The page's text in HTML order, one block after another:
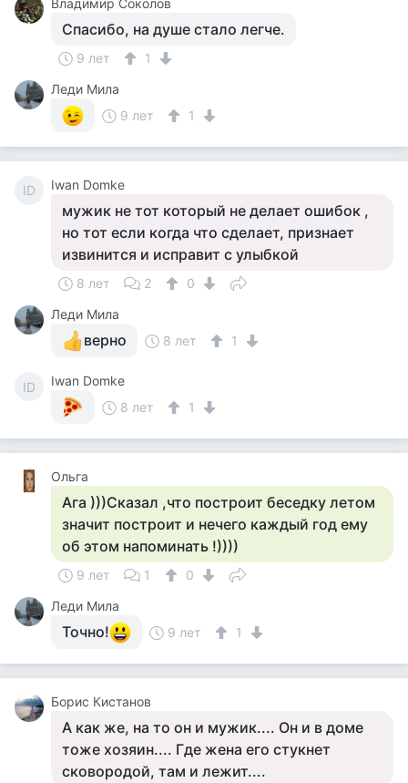
Владимир Соколов
Спасибо, на душе стало легче.
9 лет
1
Леди Мила
9 лет
1
ID Iwan Domke
мужик не тот который не делает ошибок ,
но тот если когда что сделает, признает
извинится и исправит с улыбкой
8 лет 2
0
Леди Мила
верно 8 лет 1
ID
Iwan Domke
8 лет
1
Ольга
Ага )))Сказал ,что построит беседку летом
значит построит и нечего каждый год ему
об этом напоминать !))))
9 лет 1
0
Леди Мила
Точно! 9 лет 1
Борис Кистанов
А как же, на то он и мужик.... Он и в доме
тоже хозяин.... Где жена его стукнет
сковородой, там и лежит....